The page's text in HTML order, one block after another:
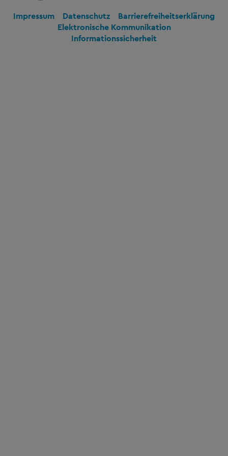
Impressum Datenschutz
Barrierefreiheitserklärung
Elektronische Kommunikation
Informationssicherheit